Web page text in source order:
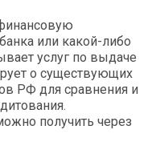
или какой-либо
услуг по выдаче
о существующих
РФ для сравнения и
получить через